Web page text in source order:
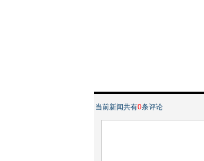
当前新闻共有0条评论